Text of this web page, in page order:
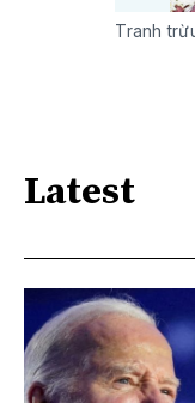
Tranh
Latest